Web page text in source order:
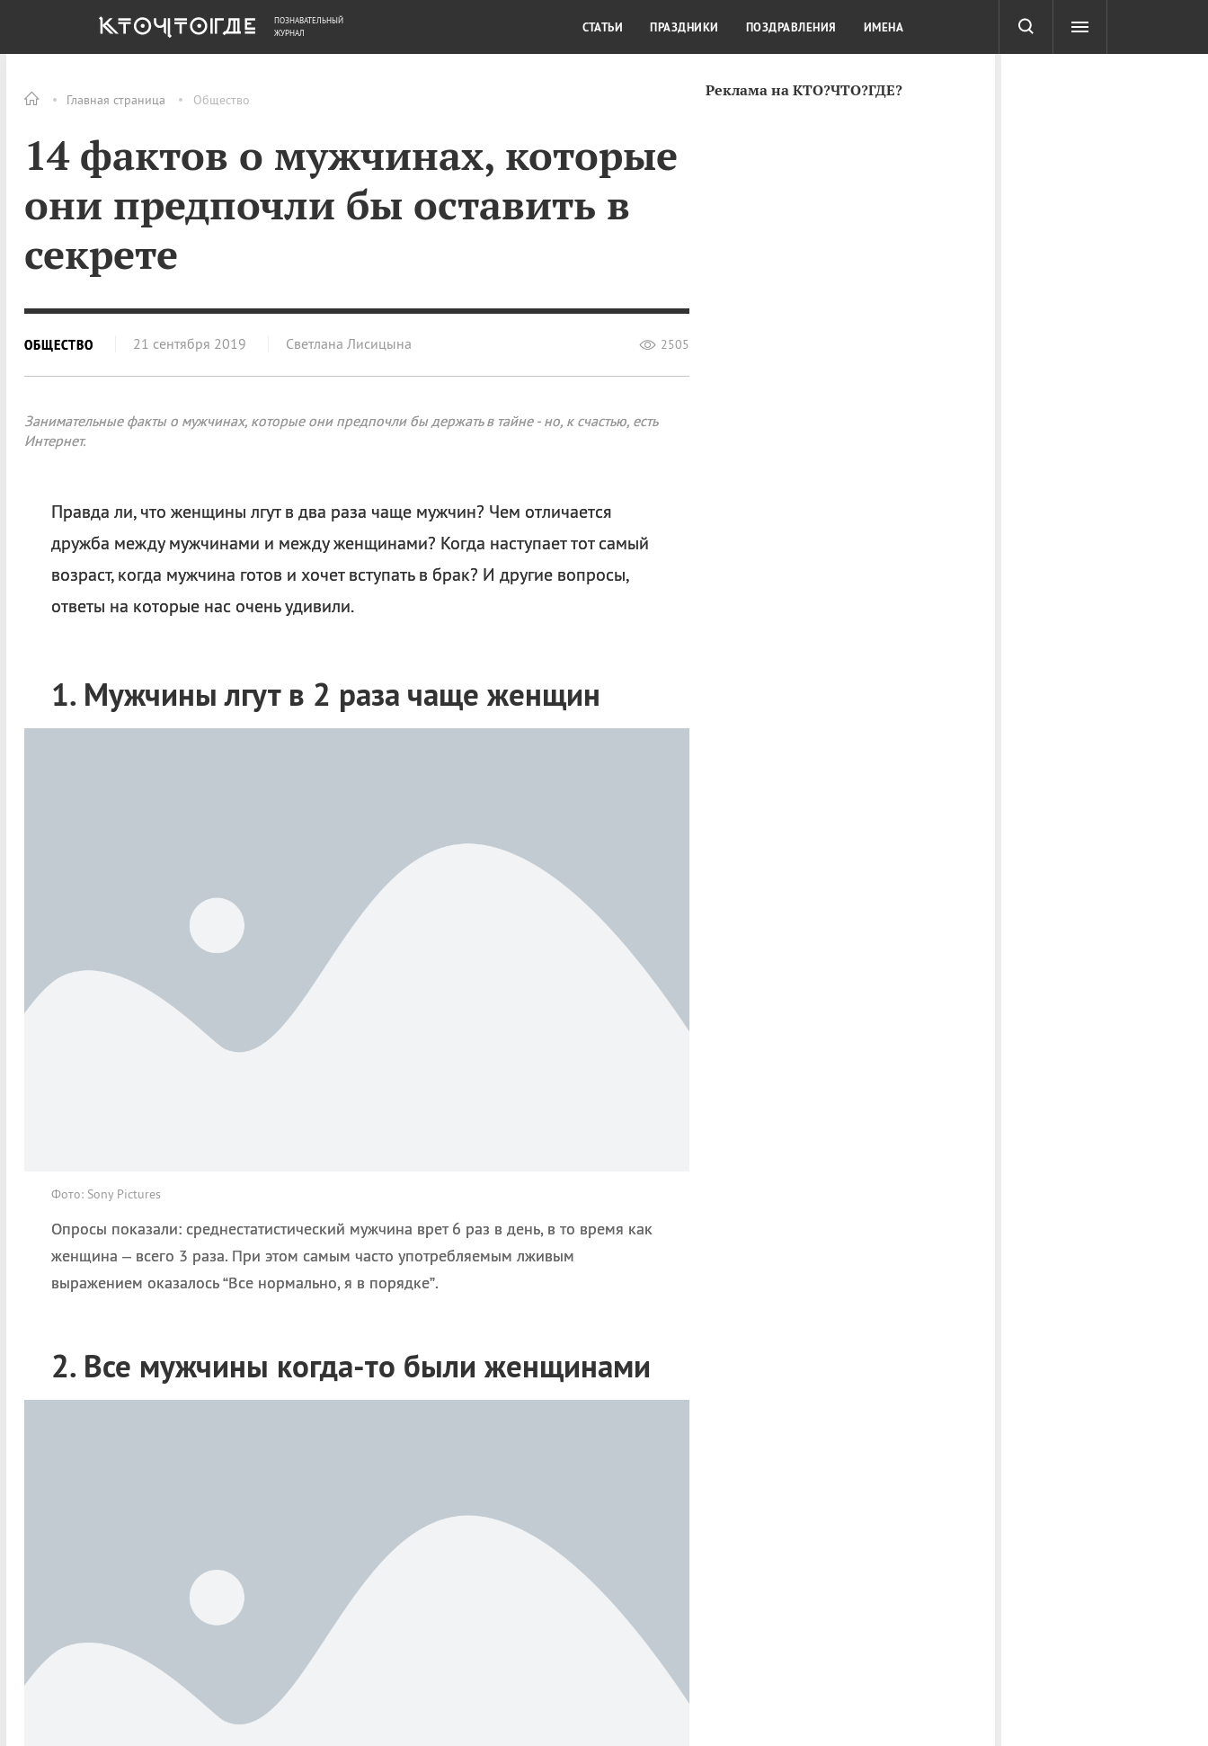
Главная страница Общество
14 фактов о мужчинах, которые
они предпочли бы оставить в
секрете
ОБЩЕСТВО 21 сентября 2019 Светлана Лисицына 2505
Занимательные факты о мужчинах, которые они предпочли бы держать в тайне - но, к счастью, есть
Интернет.
Правда ли, что женщины лгут в два раза чаще мужчин? Чем отличается
дружба между мужчинами и между женщинами? Когда наступает тот самый
возраст, когда мужчина готов и хочет вступать в брак? И другие вопросы,
ответы на которые нас очень удивили.
1. Мужчины лгут в 2 раза чаще женщин
Фото: Sony Pictures
Опросы показали: среднестатистический мужчина врет 6 раз в день, в то время как
женщина – всего 3 раза. При этом самым часто употребляемым лживым
выражением оказалось “Все нормально, я в порядке”.
2. Все мужчины когда-то были женщинами
Реклама на КТО?ЧТО?ГДЕ?
ОБЩЕСТВО ДЕНЬГИ КУЛЬТУРА КРАСОТА ТЕСТЫ
ПОЗНАВАТЕЛЬНЫЙ
ЖУРНАЛ
СТАТЬИ ПРАЗДНИКИ ПОЗДРАВЛЕНИЯ ИМЕНА